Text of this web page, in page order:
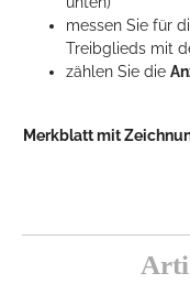
messen Sie für
Treibglieds mit
zählen Sie die
Merkblatt mit